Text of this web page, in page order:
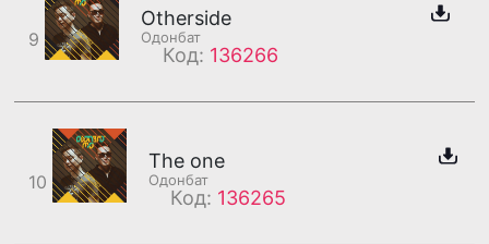
9
Otherside
Одонбат
Код: 136266
10
The one
Одонбат
Код: 136265